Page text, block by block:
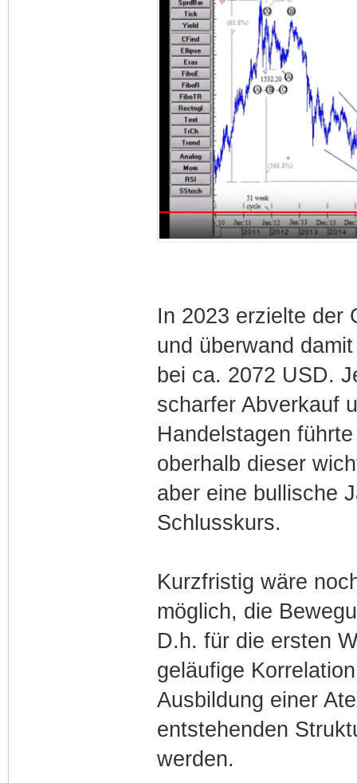
In 2023 erzielte der
und überwand
bei ca. 2072 USD.
scharfer Abverkauf
Handelstagen
oberhalb dieser
aber eine bullische
Schlusskurs.
Kurzfristig wäre
möglich, die
D.h. für die ersten
geläufige
Ausbildung einer
entstehenden
werden.